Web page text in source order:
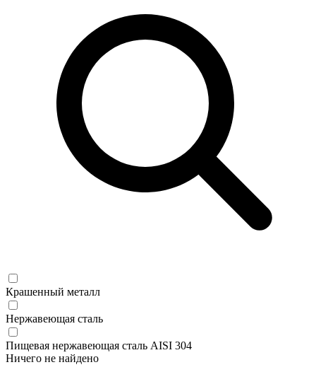
Крашенный металл
Нержавеющая сталь
Пищевая нержавеющая сталь AISI 304
Ничего не найдено